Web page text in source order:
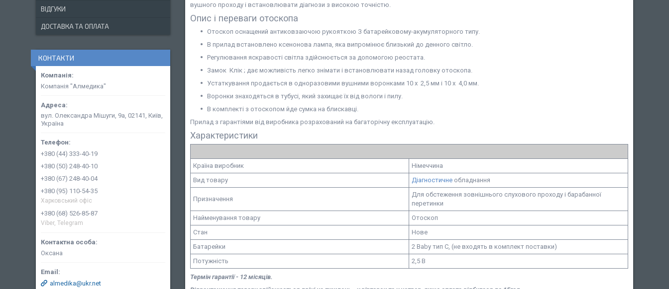
вушного проходу і встановлювати діагнози з високою точністю.
Опис і переваги отоскопа
Отоскоп оснащений антиковзаючою рукояткою З батарейковому-акумуляторного типу.
В прилад встановлено ксенонова лампа, яка випромінює близький до денного світло.
Регулювання яскравості світла здійснюється за допомогою реостата.
Замок Клік ; дає можливість легко знімати і встановлювати назад головку отоскопа.
Устаткування продається в одноразовими вушними воронками 10 x 2,5 мм і 10 x 4,0 мм.
Воронки знаходяться в тубусі, який захищає їх від вологи і пилу.
В комплекті з отоскопом йде сумка на блискавці.
Прилад з гарантіями від виробника розрахований на багаторічну експлуатацію.
Характеристики
Країна виробник
Німеччина
Вид товару
Діагностичне обладнання
Призначення
Для обстеження зовнішнього слухового проходу і барабанної
перетинки
Найменування товару
Отоскоп
Стан
Нове
Батарейки
2 Baby тип C, (не входять в комплект поставки)
Потужність
2,5 В
Термін гарантії - 12 місяців.
ВІДГУКИ
ДОСТАВКА ТА ОПЛАТА
КОНТАКТИ
Компанія "Алмедика"
вул. Олександра Мішуги, 9а, 02141, Київ,
Україна
+380 (44) 333-40-19
+380 (50) 248-40-10
+380 (67) 248-40-04
+380 (95) 110-54-35
Харковський офіс
+380 (68) 526-85-87
Viber, Telegram
Оксана
almedika@ukr.net